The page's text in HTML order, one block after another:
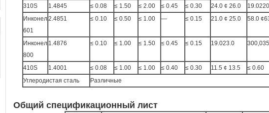
310S
1.4845 ≤ 0.08 ≤ 1.50 ≤ 2.00 ≤ 0.45 ≤ 0.30 24.0 ¢ 26.0 19.0220
Инконел
601
2.4851 ≤ 0.10 ≤ 0.50 ≤ 1.00 — ≤ 0.15 21.0 ¢ 25.0 58.0
Инконел
800
1.4876 ≤ 0.10 ≤ 1.00 ≤ 1.50 ≤ 0.45 ≤ 0.15 19.023.0
410S 1.4001 ≤ 0.08 ≤ 1.00 ≤ 1.00 ≤ 0.40 ≤ 0.30 11.5 ¢ 13.5 ≤ 0.60
Углеродистая сталь
Различные
Общий спецификационный лист